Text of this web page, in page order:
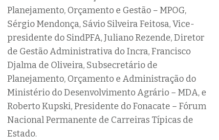
Planejamento, Orçamento e Gestão – MPOG,
Sérgio Mendonça, Sávio Silveira Feitosa, Vice-
presidente do SindPFA, Juliano Rezende, Diretor
de Gestão Administrativa do Incra, Francisco
Djalma de Oliveira, Subsecretário de
Planejamento, Orçamento e Administração do
Ministério do Desenvolvimento Agrário – MDA, e
Roberto Kupski, Presidente do Fonacate – Fórum
Nacional Permanente de Carreiras Típicas de
Estado.